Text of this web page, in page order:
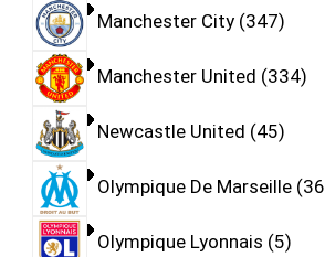
Manchester City 347
Manchester United 334
Newcastle United 45
Olympique De Marseille 36
Olympique Lyonnais 5